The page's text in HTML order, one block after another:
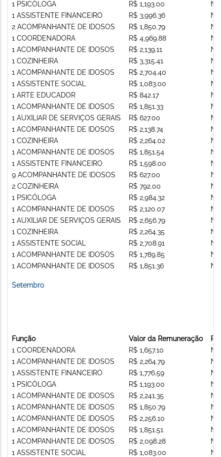
1 PSICÓLOGA
1 ASSISTENTE FINANCEIRO
2 ACOMPANHANTE DE IDOSOS
1 COORDENADORA
1 ACOMPANHANTE DE IDOSOS
1 COZINHEIRA
1 ACOMPANHANTE DE IDOSOS
1 ASSISTENTE SOCIAL
1 ARTE EDUCADOR
1 ACOMPANHANTE DE IDOSOS
1 AUXILIAR DE SERVIÇOS GERAIS
1 ACOMPANHANTE DE IDOSOS
1 COZINHEIRA
1 ACOMPANHANTE DE IDOSOS
1 ASSISTENTE FINANCEIRO
9 ACOMPANHANTE DE IDOSOS
2 COZINHEIRA
1 PSICÓLOGA
1 ACOMPANHANTE DE IDOSOS
1 AUXILIAR DE SERVIÇOS GERAIS
1 COZINHEIRA
1 ASSISTENTE SOCIAL
1 ACOMPANHANTE DE IDOSOS
1 ACOMPANHANTE DE IDOSOS
R$ 1,193.00
R$ 3,996.36
R$ 1,850.79
R$ 4,969.88
R$ 2,139.11
R$ 3,315.41
R$ 2,704.40
R$ 1,083.00
R$ 842.17
R$ 1,851.33
R$ 627.00
R$ 2,138.74
R$ 2,264.02
R$ 1,851.54
R$ 1,598.00
R$ 627.00
R$ 792.00
R$ 2,984.32
R$ 2,120.07
R$ 2,656.79
R$ 2,264.35
R$ 2,708.91
R$ 1,789.85
R$ 1,851.36
Setembro
Função
1 COORDENADORA
1 ACOMPANHANTE DE IDOSOS
1 ASSISTENTE FINANCEIRO
1 PSICÓLOGA
1 ACOMPANHANTE DE IDOSOS
1 ACOMPANHANTE DE IDOSOS
1 ACOMPANHANTE DE IDOSOS
1 ACOMPANHANTE DE IDOSOS
1 ACOMPANHANTE DE IDOSOS
1 ASSISTENTE SOCIAL
Valor da Remuneração
R$ 1,657.10
R$ 2,264.79
R$ 1,776.59
R$ 1,193.00
R$ 2,241.35
R$ 1,850.79
R$ 2,256.10
R$ 1,851.51
R$ 2,098.28
R$ 1,083.00